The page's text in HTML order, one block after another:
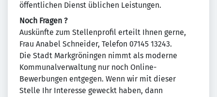
öffentlichen Dienst üblichen Leistungen.
Noch Fragen ?
Auskünfte zum Stellenprofil erteilt Ihnen gerne,
Frau Anabel Schneider, Telefon 07145 13243.
Die Stadt Markgröningen nimmt als moderne
Kommunalverwaltung nur noch Online-
Bewerbungen entgegen. Wenn wir mit dieser
Stelle Ihr Interesse geweckt haben, dann